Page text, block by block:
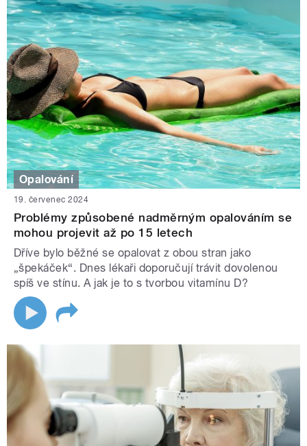
Opalování
19. červenec 2024
Problémy způsobené nadměrným opalováním se
mohou projevit až po 15 letech
Dříve bylo běžné se opalovat z obou stran jako
„špekáček“. Dnes lékaři doporučují trávit dovolenou
spíš ve stínu. A jak je to s tvorbou vitamínu D?